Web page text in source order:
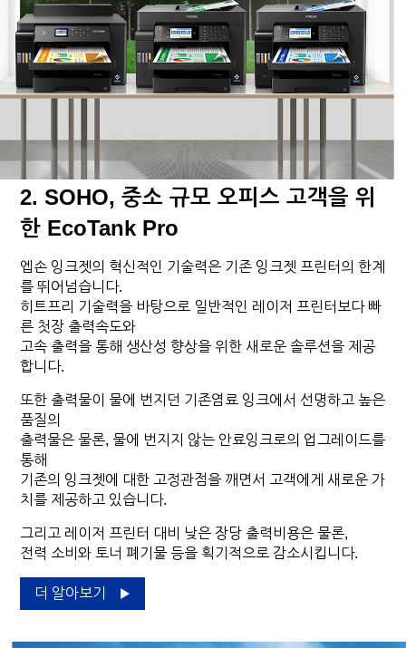
2. SOHO, 중소 규모 오피스 고객을 위
한 EcoTank Pro
엡손 잉크젯의 혁신적인 기술력은 기존 잉크젯 프린터의 한계
를 뛰어넘습니다.
히트프리 기술력을 바탕으로 일반적인 레이저 프린터보다 빠
른 첫장 출력속도와
고속 출력을 통해 생산성 향상을 위한 새로운 솔루션을 제공
합니다.
또한 출력물이 물에 번지던 기존염료 잉크에서 선명하고 높은
품질의
출력물은 물론, 물에 번지지 않는 안료잉크로의 업그레이드를
통해
기존의 잉크젯에 대한 고정관점을 깨면서 고객에게 새로운 가
치를 제공하고 있습니다.
그리고 레이저 프린터 대비 낮은 장당 출력비용은 물론,
전력 소비와 토너 폐기물 등을 획기적으로 감소시킵니다.
더 알아보기